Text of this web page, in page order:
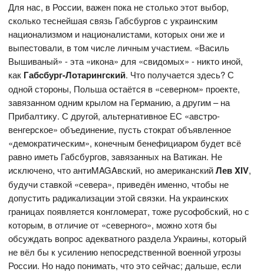
Для нас, в России, важен пока не столько этот выбор,
сколько теснейшая связь Габсбургов с украинским
национализмом и националистами, которых они же и
выпестовали, в том числе личным участием. «Василь
Вышиваный» - эта «икона» для «свидомых» - никто иной,
как Габсбург-Лотарингский. Что получается здесь? С
одной стороны, Польша остаётся в «северном» проекте,
завязанном одним крылом на Германию, а другим – на
Прибалтику. С другой, альтернативное ЕС «австро-
венгерское» объединение, пусть стократ объявленное
«демократическим», конечным бенефициаром будет всё
равно иметь Габсбургов, завязанных на Ватикан. Не
исключено, что антиMAGAвский, но американскийЛевXIV,
будучи ставкой «севера», приведён именно, чтобы не
допустить радикализации этой связки. На украинских
границах появляется конгломерат, тоже русофобский, но с
которым, в отличие от «северного», можно хотя бы
обсуждать вопрос адекватного раздела Украины, который
не вёл бы к усилению непосредственной военной угрозы
России. Но надо понимать, что это сейчас; дальше, если